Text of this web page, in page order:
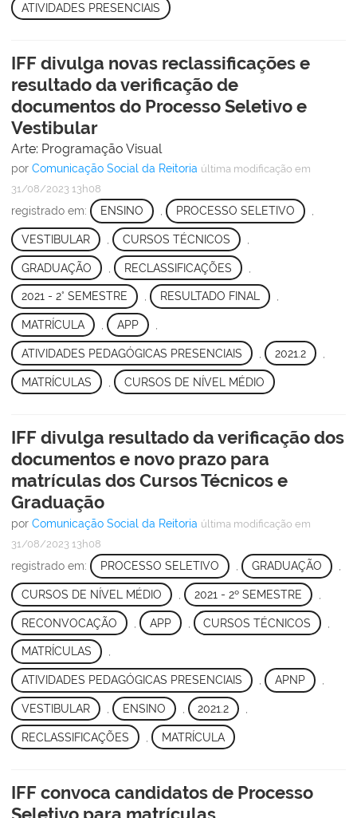
ATIVIDADES PRESENCIAIS
IFF divulga novas reclassificações e
resultado da verificação de
documentos do Processo Seletivo e
Vestibular
Arte: Programação Visual
por Comunicação Social da Reitoria última modificação em
31/08/2023 13h08
registrado em: ENSINO , PROCESSO SELETIVO ,
VESTIBULAR CURSOS TÉCNICOS
GRADUAÇÃO RECLASSIFICAÇÕES
2021 - 2° SEMESTRE , RESULTADO FINAL ,
MATRÍCULA APP
ATIVIDADES PEDAGÓGICAS PRESENCIAIS 2021.2
MATRÍCULAS CURSOS DE NÍVEL MÉDIO
IFF divulga resultado da verificação dos
documentos e novo prazo para
matrículas dos Cursos Técnicos e
Graduação
por Comunicação Social da Reitoria última modificação em
31/08/2023 13h08
registrado em: PROCESSO SELETIVO , GRADUAÇÃO ,
CURSOS DE NÍVEL MÉDIO 2021 - 2º SEMESTRE
RECONVOCAÇÃO APP CURSOS TÉCNICOS
MATRÍCULAS ,
ATIVIDADES PEDAGÓGICAS PRESENCIAIS APNP
VESTIBULAR ENSINO 2021.2
RECLASSIFICAÇÕES MATRÍCULA
IFF convoca candidatos de Processo